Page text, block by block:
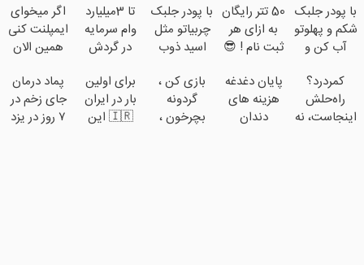
با پودر جلبک
شکم و پهلوتو
آب کن و
شو(تخفیف
تا امشب)
50 تتر رایگان
به ازای هر
ثبت نام ! 😎
با پودر جلبک
چربیاتو مثل
اسید ذوب
تا امشب)
تا 3میلیارد
وام سرمایه
در گردش
=>
فروشگاهت
رو ثبت کن
اگر میخوای
ایمپلنت کنی
همین الان
با ۲۵ میلیون
تومان!!!
کمردرد؟
راه‌حلش
اینجاست، نه
پایان دغدغه
هزینه های
دندان
بازی کن ،
گردونه
بچرخون ،
برای اولین
بار در ایران
🇮🇷 این
پماد درمان
جای زخم در
۷ روز در یزد